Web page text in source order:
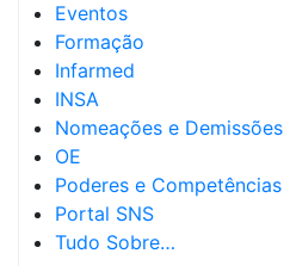
Eventos
Formação
Infarmed
INSA
Nomeações e Demissões
OE
Poderes e Competências
Portal SNS
Tudo Sobre…